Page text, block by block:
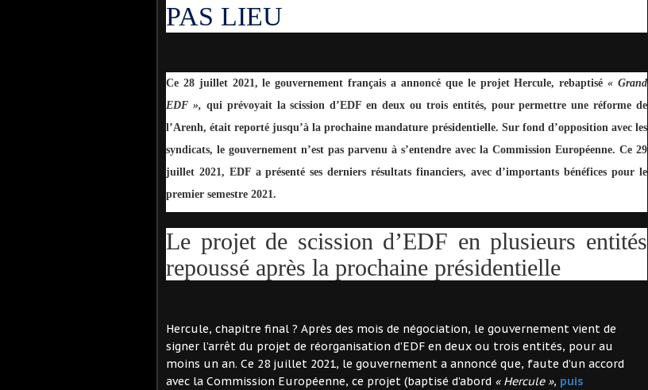
PAS LIEU
Ce 28 juillet 2021, le gouvernement français a annoncé que le projet Hercule, rebaptisé « Grand
EDF », qui prévoyait la scission d’EDF en deux ou trois entités, pour permettre une réforme de
l’Arenh, était reporté jusqu’à la prochaine mandature présidentielle. Sur fond d’opposition avec les
syndicats, le gouvernement n’est pas parvenu à s’entendre avec la Commission Européenne. Ce 29
juillet 2021, EDF a présenté ses derniers résultats financiers, avec d’importants bénéfices pour le
premier semestre 2021.
Le projet de scission d’EDF en plusieurs entités
repoussé après la prochaine présidentielle
Hercule, chapitre final ? Après des mois de négociation, le gouvernement vient de
signer l’arrêt du projet de réorganisation d’EDF en deux ou trois entités, pour au
moins un an. Ce 28 juillet 2021, le gouvernement a annoncé que, faute d’un accord
avec la Commission Européenne, ce projet (baptisé d’abord « Hercule », puis